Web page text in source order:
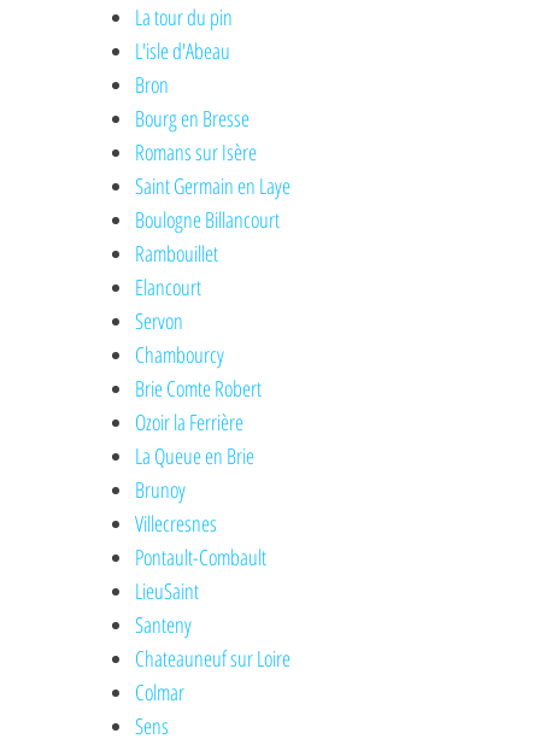
La tour du pin
L'isle d'Abeau
Bron
Bourg en Bresse
Romans sur Isère
Saint Germain en Laye
Boulogne Billancourt
Rambouillet
Elancourt
Servon
Chambourcy
Brie Comte Robert
Ozoir la Ferrière
La Queue en Brie
Brunoy
Villecresnes
Pontault-Combault
LieuSaint
Santeny
Chateauneuf sur Loire
Colmar
Sens